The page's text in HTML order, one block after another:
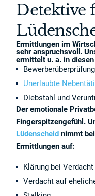
Detektive
Ermittlungen im
sehr anspruchsvoll.
ermittelt u. a. in
Bewerberüberprüfung
Unerlaubte
Diebstahl und
Der emotionale
Fingerspitzengefühl.
Lüdenscheid nimmt
Ermittlungen auf:
Klärung bei
Verdacht auf